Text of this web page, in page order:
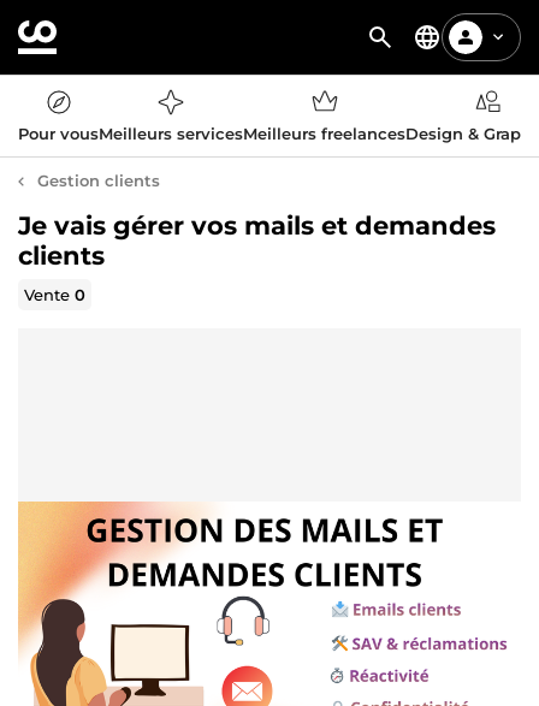
Pour vousMeilleurs servicesMeilleurs freelancesDesign &
Gestion clients
Je vais gérer vos mails et demandes
clients
Vente0